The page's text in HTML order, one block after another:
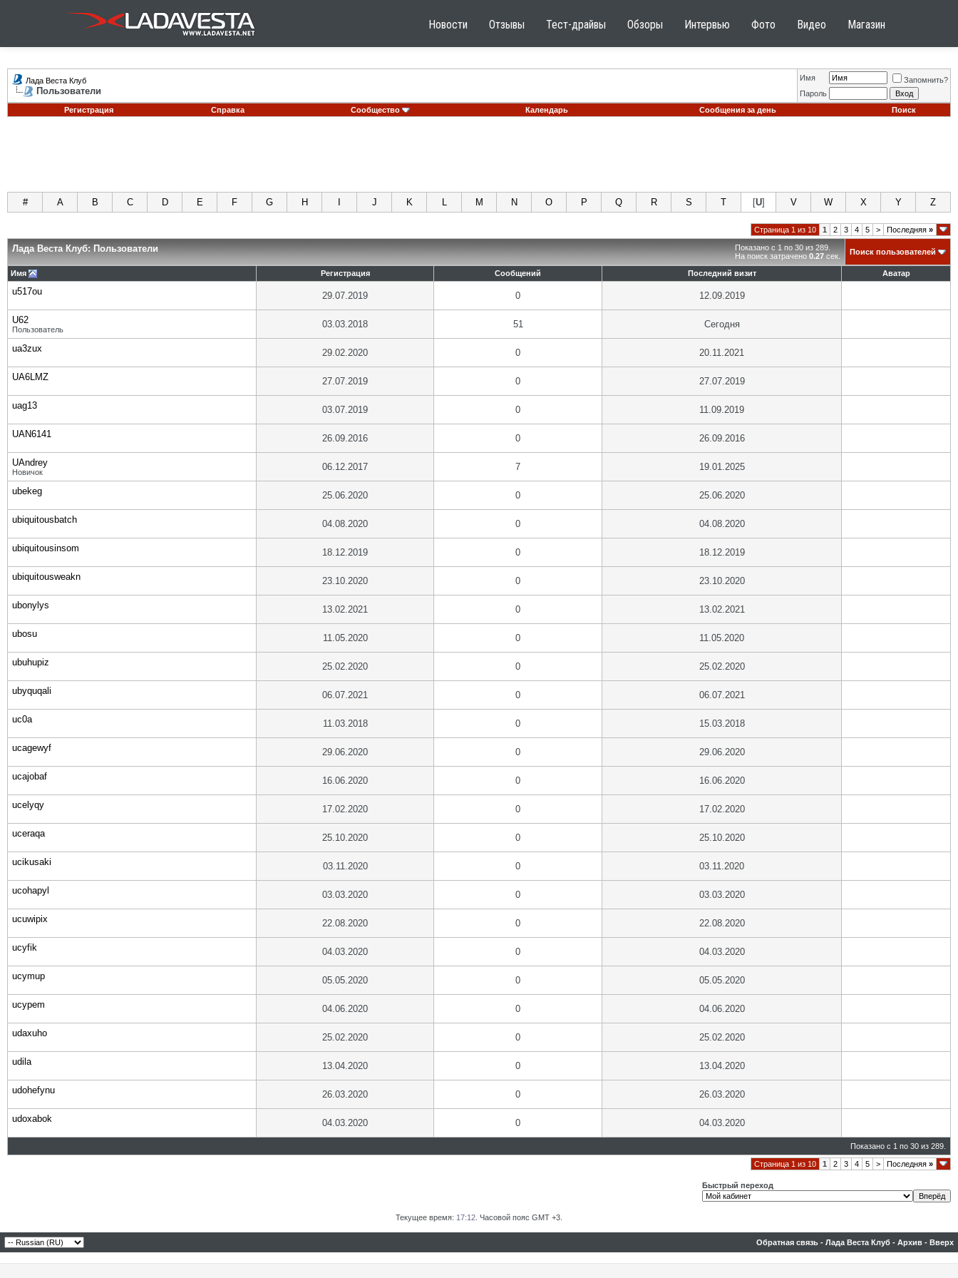
Новости Отзывы Тест-драйвы Обзоры Интервью Фото Видео Магазин
Лада Веста Клуб
Пользователи
Имя
Запомнить?
Пароль
Регистрация
Справка Сообщество Календарь Сообщения за день Поиск
# A B C D E F G H J K L M N O P Q R S T [U] V W X Y Z
Страница 1 из 10 1 2 3 4 5 > Последняя »
Показано с 1 по 30 из 289.
На поиск затрачено 0.27 сек.
Лада Веста Клуб: Пользователи Поиск пользователей
Имя Регистрация Сообщений Последний визит Аватар
u517ou 29.07.2019 0 12.09.2019
U62
Пользователь 03.03.2018 51 Сегодня
ua3zux 29.02.2020 0 20.11.2021
UA6LMZ 27.07.2019 0 27.07.2019
uag13 03.07.2019 0 11.09.2019
UAN6141 26.09.2016 0 26.09.2016
UAndrey
Новичок 06.12.2017 7 19.01.2025
ubekeg 25.06.2020 0 25.06.2020
ubiquitousbatch 04.08.2020 0 04.08.2020
ubiquitousinsom 18.12.2019 0 18.12.2019
ubiquitousweakn 23.10.2020 0 23.10.2020
ubonylys 13.02.2021 0 13.02.2021
ubosu 11.05.2020 0 11.05.2020
ubuhupiz 25.02.2020 0 25.02.2020
ubyquqali 06.07.2021 0 06.07.2021
uc0a 11.03.2018 0 15.03.2018
ucagewyf 29.06.2020 0 29.06.2020
ucajobaf 16.06.2020 0 16.06.2020
ucelyqy 17.02.2020 0 17.02.2020
uceraqa 25.10.2020 0 25.10.2020
ucikusaki 03.11.2020 0 03.11.2020
ucohapyl 03.03.2020 0 03.03.2020
ucuwipix 22.08.2020 0 22.08.2020
ucyfik 04.03.2020 0 04.03.2020
ucymup 05.05.2020 0 05.05.2020
ucypem 04.06.2020 0 04.06.2020
udaxuho 25.02.2020 0 25.02.2020
udila 13.04.2020 0 13.04.2020
udohefynu 26.03.2020 0 26.03.2020
udoxabok 04.03.2020 0 04.03.2020
Показано с 1 по 30 из 289.
Страница 1 из 10 1 2 3 4 5 > Последняя »
Быстрый переход
Текущее время: 17:12 . Часовой пояс GMT +3.
Обратная связь - Лада Веста Клуб - Архив - Вверх